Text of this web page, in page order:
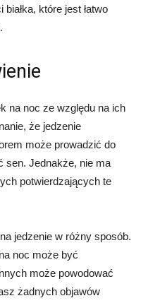
które jest łatwo
na noc ze względu na ich
że jedzenie
może prowadzić do
sen. Jednakże, nie ma
potwierdzających te
jedzenie w różny sposób.
noc może być
może powodować
żadnych objawów